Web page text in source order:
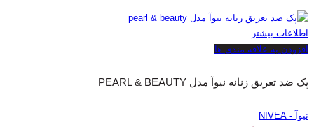
اطلاعات بیشتر
افزودن به علاقه مندی ها
پک ضد تعریق زنانه نیوآ مدل PEARL & BEAUTY
نیوآ - NIVEA